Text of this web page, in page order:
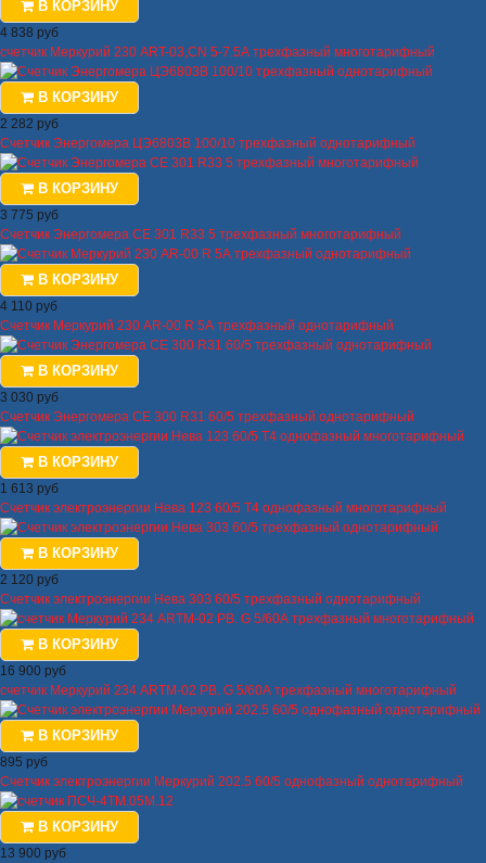
В КОРЗИНУ
4 838 руб
счетчик Меркурий 230 ART-03,CN 5-7.5А трехфазный многотарифный
В КОРЗИНУ
2 282 руб
Счетчик Энергомера ЦЭ6803В 100/10 трехфазный однотарифный
В КОРЗИНУ
3 775 руб
Счетчик Энергомера СЕ 301 R33 5 трехфазный многотарифный
В КОРЗИНУ
4 110 руб
Счетчик Меркурий 230 AR-00 R 5А трехфазный однотарифный
В КОРЗИНУ
3 030 руб
Счетчик Энергомера CE 300 R31 60/5 трехфазный однотарифный
В КОРЗИНУ
1 613 руб
Счетчик электроэнергии Нева 123 60/5 Т4 однофазный многотарифный
В КОРЗИНУ
2 120 руб
Счетчик электроэнергии Нева 303 60/5 трехфазный однотарифный
В КОРЗИНУ
16 900 руб
счетчик Меркурий 234 ARTM-02 PB. G 5/60А трехфазный многотарифный
В КОРЗИНУ
895 руб
Счетчик электроэнергии Меркурий 202.5 60/5 однофазный однотарифный
В КОРЗИНУ
13 900 руб